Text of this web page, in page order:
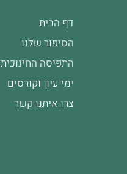
דף הבית
הסיפור שלנו
התפיסה החינוכית
ימי עיון וקורסים
צרו איתנו קשר